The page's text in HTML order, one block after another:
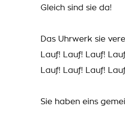
Gleich sind sie da!
Das Uhrwerk sie
Lauf! Lauf! Lauf!
Lauf! Lauf! Lauf!
Sie haben eins